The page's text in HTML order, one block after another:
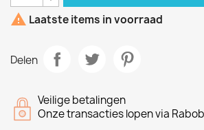
 Laatste items in voorraad
Delen
Veilige betalingen
Onze transacties lopen via